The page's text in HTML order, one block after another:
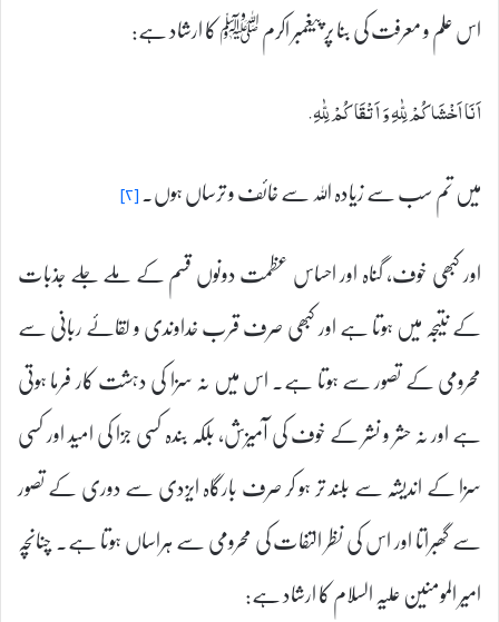
اس علم و معرفت کی بنا پر پیغمبر اکرم ﷺ کا ارشاد ہے:
اَنَا اَخْشَاكُمْ لِلّٰهِ وَ اَتْقَاكُمْ لِلّٰهِ.
میں تم سب سے زیادہ اللہ سے خائف و ترساں ہوں۔[۲]
اور کبھی خوف، گناہ اور احساس عظمت دونوں قسم کے ملے جلے جذبات
کے نتیجہ میں ہوتا ہے اور کبھی صرف قرب خداوندی و لقائے ربانی سے
محرومی کے تصور سے ہوتا ہے۔ اس میں نہ سزا کی دہشت کار فرما ہوتی
ہے اور نہ حشر و نشر کے خوف کی آمیزش، بلکہ بندہ کسی جزا کی امید اور کسی
سزا کے اندیشہ سے بلند تر ہو کر صرف بارگاہ ایزدی سے دوری کے تصور
سے گھبراتا اور اس کی نظر التفات کی محرومی سے ہراساں ہوتا ہے۔ چنانچہ
امیر المومنین علیہ السلام کا ارشاد ہے: